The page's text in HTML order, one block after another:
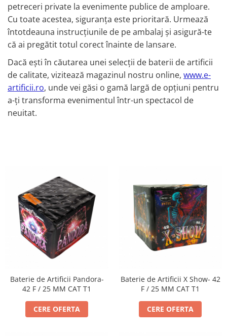
petreceri private la evenimente publice de amploare.
Cu toate acestea, siguranța este prioritară. Urmează
întotdeauna instrucțiunile de pe ambalaj și asigură-te
că ai pregătit totul corect înainte de lansare.
Dacă ești în căutarea unei selecții de baterii de artificii
de calitate, vizitează magazinul nostru online, www.e-
artificii.ro, unde vei găsi o gamă largă de opțiuni pentru
a-ți transforma evenimentul într-un spectacol de
neuitat.
Baterie de Artificii Pandora-
42 F / 25 MM CAT T1
CERE OFERTA
Baterie de Artificii X Show- 42
F / 25 MM CAT T1
CERE OFERTA